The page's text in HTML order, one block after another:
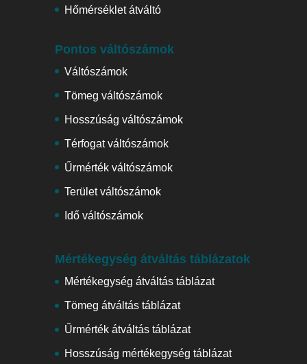
Hőmérséklet átváltó
Pontos váltószámok
Váltószámok
Tömeg váltószámok
Hosszúság váltószámok
Térfogat váltószámok
Űrmérték váltószámok
Terület váltószámok
Idő váltószámok
Mértékegység átváltás táblázatok
Mértékegység átváltás táblázat
Tömeg átváltás táblázat
Űrmérték átváltás táblázat
Hosszúság mértékegység táblázat